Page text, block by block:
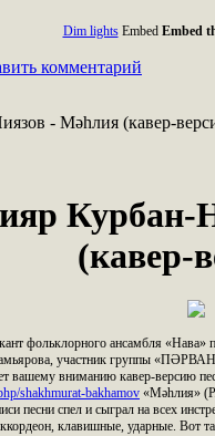
Dim lightsEmbed Embed
комментарий
- Мәһлия (кавер-
Курбан-
(кавер-
фольклорного ансамбля «Нава»
участник группы
вашему вниманию кавер-версию
shakhmurat-bakhamov «Мәһлия»
песни спел и сыграл на всех
клавишные, ударные. Вот